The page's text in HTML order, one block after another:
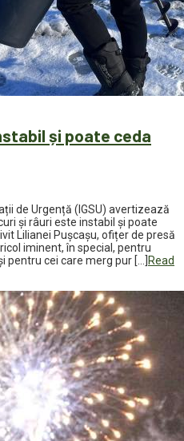
și poate ceda
de Urgență (IGSU) avertizează
și râuri este instabil și poate
Lilianei Pușcașu, ofițer de presă
iminent, în special, pentru
pentru cei care merg pur […]
Read